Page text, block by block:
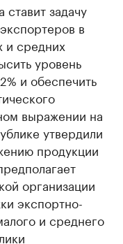
ставит задачу
в
и средних
уровень
и обеспечить
выражении на
утвердили
продукции
организации
экспортно-
и среднего